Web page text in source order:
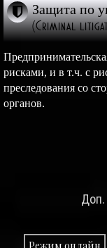
Защита по
(Criminal
рисками, и в т.ч. с
преследования со
органов.
Доп.